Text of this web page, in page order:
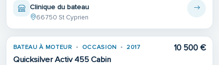
Clinique du bateau
66750 St Cyprien
BATEAU À MOTEUR OCCASION 2017
Quicksilver Activ 455 Cabin
10 500 €